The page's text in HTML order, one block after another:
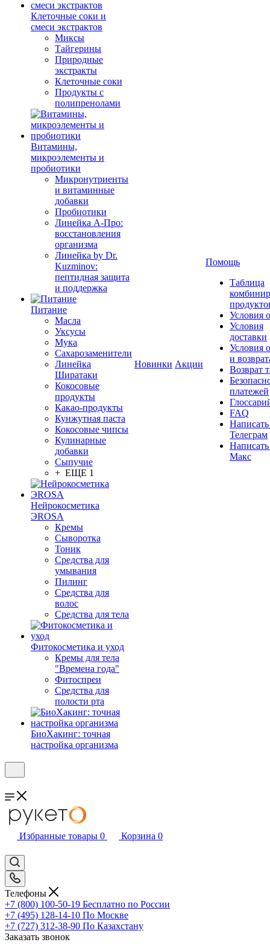
Клеточные соки и
смеси экстрактов
Миксы
Тайгерины
Природные
экстракты
Клеточные соки
Продукты с
полипренолами
Витамины,
микроэлементы и
пробиотики
Микронутриенты
и витаминные
добавки
Пробиотики
Линейка А-Про:
восстановления
организма
Линейка by Dr.
Kuzminov:
пептидная защита
и поддержка
Питание
Масла
Уксусы
Мука
Сахарозаменители
Линейка
Ширатаки
Кокосовые
продукты
Какао-продукты
Кунжутная паста
Кокосовые чипсы
Кулинарные
добавки
Сыпучие
+ ЕЩЕ 1
Нейрокосметика
ЭROSA
Кремы
Сыворотка
Тоник
Средства для
умывания
Пилинг
Средства для
волос
Средства для тела
Фитокосметика и уход
Кремы для тела
"Времена года"
Фитоспреи
Средства для
полости рта
БиоХакинг: точная
настройка организма
Новинки Акции
Помощь
Таблица
Условия
Условия
доставки
Условия
и
Возврат
платежей
FAQ
Телеграм
Макс
Избранные товары 0 Корзина 0
Телефоны
+7 (800) 100-50-19 Бесплатно по России
+7 (495) 128-14-10 По Москве
+7 (727) 312-38-90 По Казахстану
Заказать звонок